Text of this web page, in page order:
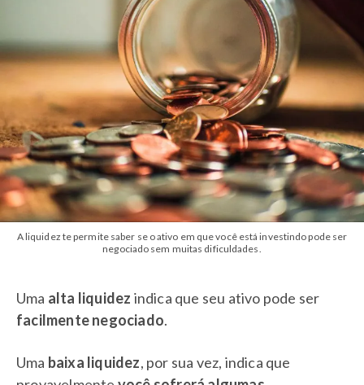
A liquidez te permite saber se o ativo em que você está investindo pode ser
negociado sem muitas dificuldades.
Uma alta liquidez indica que seu ativo pode ser
facilmente negociado.
Uma baixa liquidez, por sua vez, indica que